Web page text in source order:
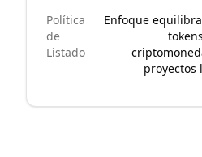
Política
de
Listado
Enfoque
proyectos